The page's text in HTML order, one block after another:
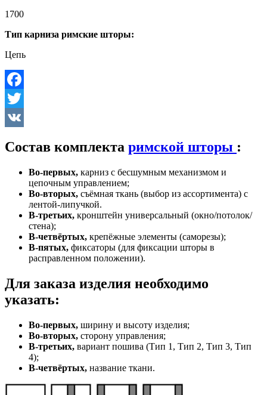
1700
Тип карниза римские шторы:
Цепь
Facebook
Twitter
Состав комплекта римской шторы :
Во-первых, карниз с бесшумным механизмом и
цепочным управлением;
Во-вторых, съёмная ткань (выбор из ассортимента) с
лентой-липучкой.
В-третьих, кронштейн универсальный (окно/потолок/
стена);
В-четвёртых, крепёжные элементы (саморезы);
В-пятых, фиксаторы (для фиксации шторы в
расправленном положении).
Для заказа изделия необходимо
указать:
Во-первых, ширину и высоту изделия;
Во-вторых, сторону управления;
В-третьих, вариант пошива (Тип 1, Тип 2, Тип 3, Тип
4);
В-четвёртых, название ткани.